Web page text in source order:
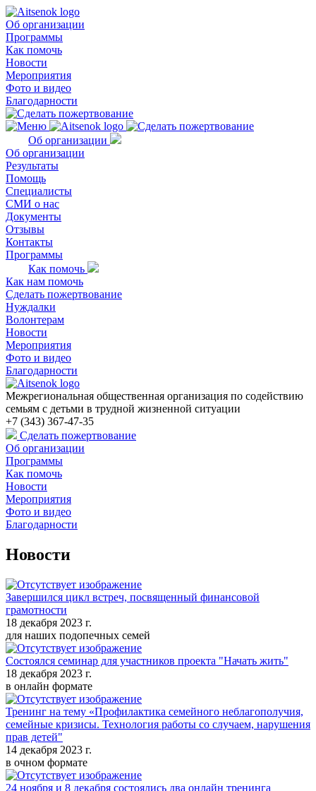
Об организации
Программы
Как помочь
Новости
Мероприятия
Фото и видео
Благодарности
Об организации
Об организации
Результаты
Помощь
Специалисты
СМИ о нас
Документы
Отзывы
Контакты
Программы
Как помочь
Как нам помочь
Сделать пожертвование
Нуждалки
Волонтерам
Новости
Мероприятия
Фото и видео
Благодарности
Межрегиональная общественная организация по содействию
семьям с детьми в трудной жизненной ситуации
+7 (343) 367-47-35
Сделать пожертвование
Об организации
Программы
Как помочь
Новости
Мероприятия
Фото и видео
Благодарности
Новости
Завершился цикл встреч, посвященный финансовой
грамотности
18 декабря 2023 г.
для наших подопечных семей
Состоялся семинар для участников проекта "Начать жить"
18 декабря 2023 г.
в онлайн формате
Тренинг на тему «Профилактика семейного неблагополучия,
семейные кризисы. Технология работы со случаем, нарушения
прав детей"
14 декабря 2023 г.
в очном формате
24 ноября и 8 декабря состоялись два онлайн тренинга